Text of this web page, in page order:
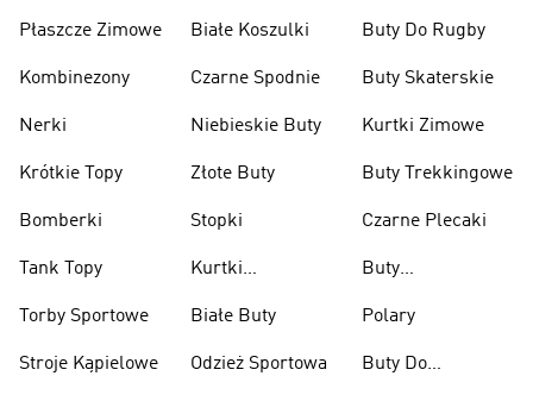
Płaszcze Zimowe
Kombinezony
Nerki
Krótkie Topy
Bomberki
Tank Topy
Torby Sportowe
Stroje Kąpielowe
Białe Koszulki
Czarne Spodnie
Niebieskie Buty
Złote Buty
Stopki
Kurtki
Białe Buty
Odzież Sportowa
Buty Do Rugby
Buty Skaterskie
Kurtki Zimowe
Buty Trekkingowe
Czarne Plecaki
Buty
Polary
Buty Do